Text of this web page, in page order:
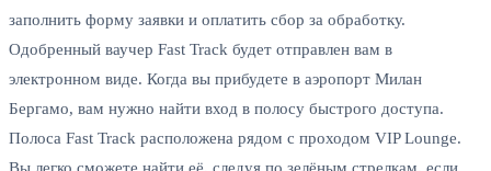
заполнить форму заявки и оплатить сбор за обработку.
Одобренный ваучер Fast Track будет отправлен вам в
электронном виде. Когда вы прибудете в аэропорт Милан
Бергамо, вам нужно найти вход в полосу быстрого доступа.
Полоса Fast Track расположена рядом с проходом VIP Lounge.